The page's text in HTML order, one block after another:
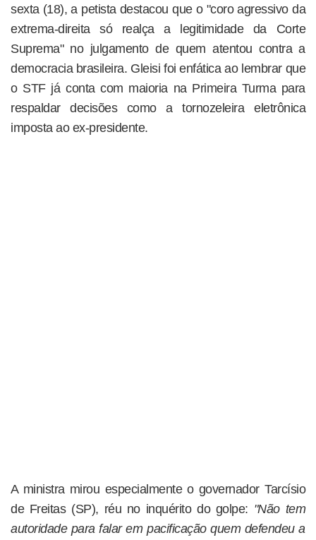
sexta (18), a petista destacou que o "coro agressivo da
extrema-direita só realça a legitimidade da Corte
Suprema" no julgamento de quem atentou contra a
democracia brasileira. Gleisi foi enfática ao lembrar que
o STF já conta com maioria na Primeira Turma para
respaldar decisões como a tornozeleira eletrônica
imposta ao ex-presidente.
A ministra mirou especialmente o governador Tarcísio
de Freitas (SP), réu no inquérito do golpe: "Não tem
autoridade para falar em pacificação quem defendeu a